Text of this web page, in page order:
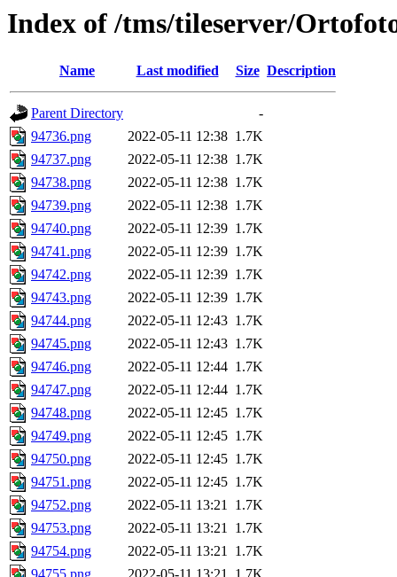
Index of /tms/tileserver/
Name Last modified Size Description
Parent Directory
-
94736.png
2022-05-11 12:38 1.7K
94737.png
2022-05-11 12:38 1.7K
94738.png
2022-05-11 12:38 1.7K
94739.png
2022-05-11 12:38 1.7K
94740.png
2022-05-11 12:39 1.7K
94741.png
2022-05-11 12:39 1.7K
94742.png
2022-05-11 12:39 1.7K
94743.png
2022-05-11 12:39 1.7K
94744.png
2022-05-11 12:43 1.7K
94745.png
2022-05-11 12:43 1.7K
94746.png
2022-05-11 12:44 1.7K
94747.png
2022-05-11 12:44 1.7K
94748.png
2022-05-11 12:45 1.7K
94749.png
2022-05-11 12:45 1.7K
94750.png
2022-05-11 12:45 1.7K
94751.png
2022-05-11 12:45 1.7K
94752.png
2022-05-11 13:21 1.7K
94753.png
2022-05-11 13:21 1.7K
94754.png
2022-05-11 13:21 1.7K